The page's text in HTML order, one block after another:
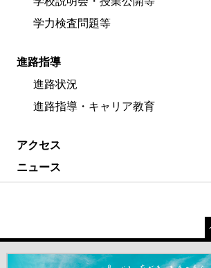
学力検査問題等
進路指導
進路状況
進路指導・キャリア教育
アクセス
ニュース
＃だから都立高（別ウインドウが開きま